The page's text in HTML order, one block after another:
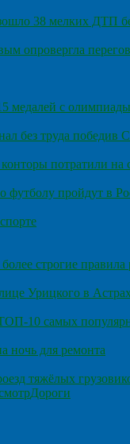
38 мелких ДТП
опровергла
медалей с
без труда победив
потратили на
футболу пройдут в
строгие
Урицкого в
10 самых
ночь для ремонта
тяжёлых
Дороги